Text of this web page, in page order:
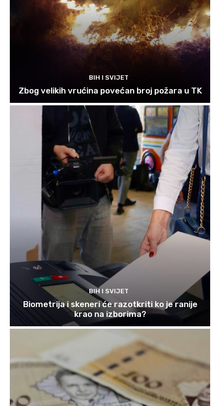
BIH I SVIJET
Zbog velikih vrućina povećan broj požara u TK
BIH I SVIJET
Biometrija i skeneri će razotkriti ko je ranije
krao na izborima?